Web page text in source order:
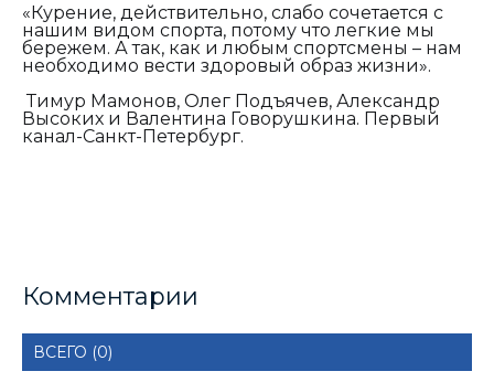
«Курение, действительно, слабо сочетается с
нашим видом спорта, потому что легкие мы
бережем. А так, как и любым спортсмены – нам
необходимо вести здоровый образ жизни».
Тимур Мамонов, Олег Подъячев, Александр
Высоких и Валентина Говорушкина. Первый
канал-Санкт-Петербург.
Комментарии
ВСЕГО (0)